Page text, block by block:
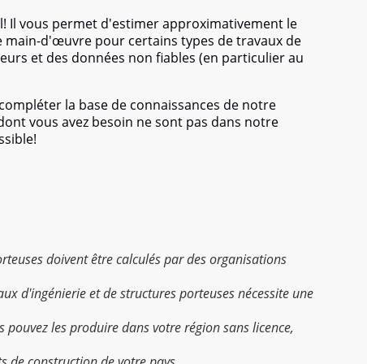
Il vous permet d'estimer approximativement le
d'œuvre pour certains types de travaux de
et des données non fiables (en particulier au
la base de connaissances de notre
vous avez besoin ne sont pas dans notre
doivent être calculés par des organisations
d'ingénierie et de structures porteuses nécessite une
les produire dans votre région sans licence,